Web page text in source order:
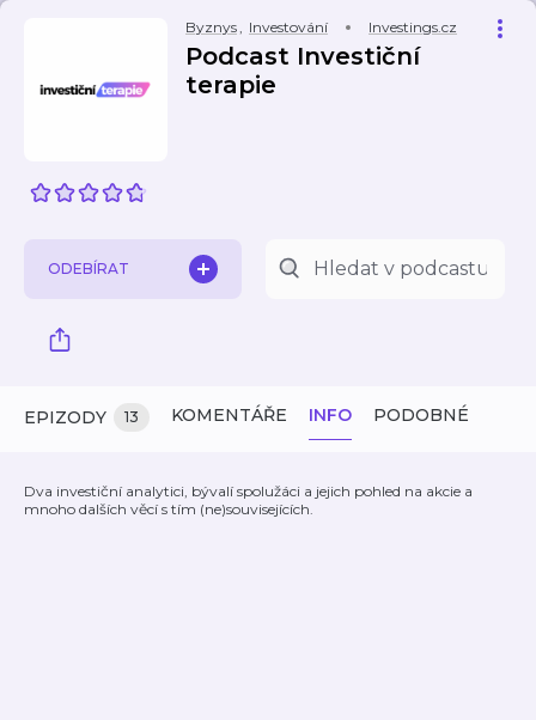
Byznys, Investování Investings.cz
Podcast Investiční
terapie
ODEBÍRAT
EPIZODY 13 KOMENTÁŘE INFO PODOBNÉ
Dva investiční analytici, bývalí spolužáci a jejich pohled na akcie a
mnoho dalších věcí s tím (ne)souvisejících.